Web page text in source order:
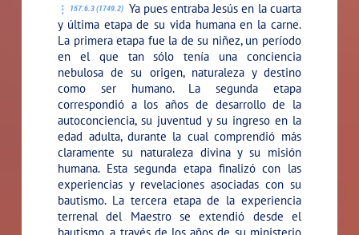
157:6.3 (1749.2) Ya pues entraba Jesús en la cuarta
y última etapa de su vida humana en la carne.
La primera etapa fue la de su niñez, un período
en el que tan sólo tenía una conciencia
nebulosa de su origen, naturaleza y destino
como ser humano. La segunda etapa
correspondió a los años de desarrollo de la
autoconciencia, su juventud y su ingreso en la
edad adulta, durante la cual comprendió más
claramente su naturaleza divina y su misión
humana. Esta segunda etapa finalizó con las
experiencias y revelaciones asociadas con su
bautismo. La tercera etapa de la experiencia
terrenal del Maestro se extendió desde el